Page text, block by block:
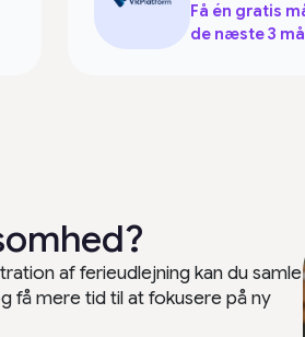
Få én gratis
de næste 3
af ferieudlejning kan du samle
få mere tid til at fokusere på ny